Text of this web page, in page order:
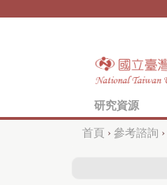
研究資源
首頁 › 參考諮詢 ›